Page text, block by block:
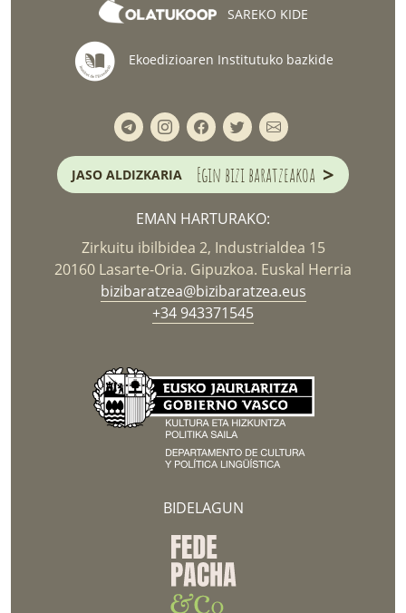
SAREKO KIDE
Ekoedizioaren Institutuko bazkide
JASO ALDIZKARIA Egin bizi baratzeakoa >
EMAN HARTURAKO:
Zirkuitu ibilbidea 2, Industrialdea 15
20160 Lasarte-Oria. Gipuzkoa. Euskal Herria
bizibaratzea@bizibaratzea.eus
+34 943371545
BIDELAGUN